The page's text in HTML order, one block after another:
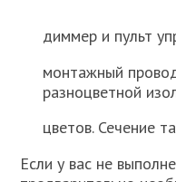
диммер и пульт
монтажный
разноцветной
цветов. Сечение
Если у вас не